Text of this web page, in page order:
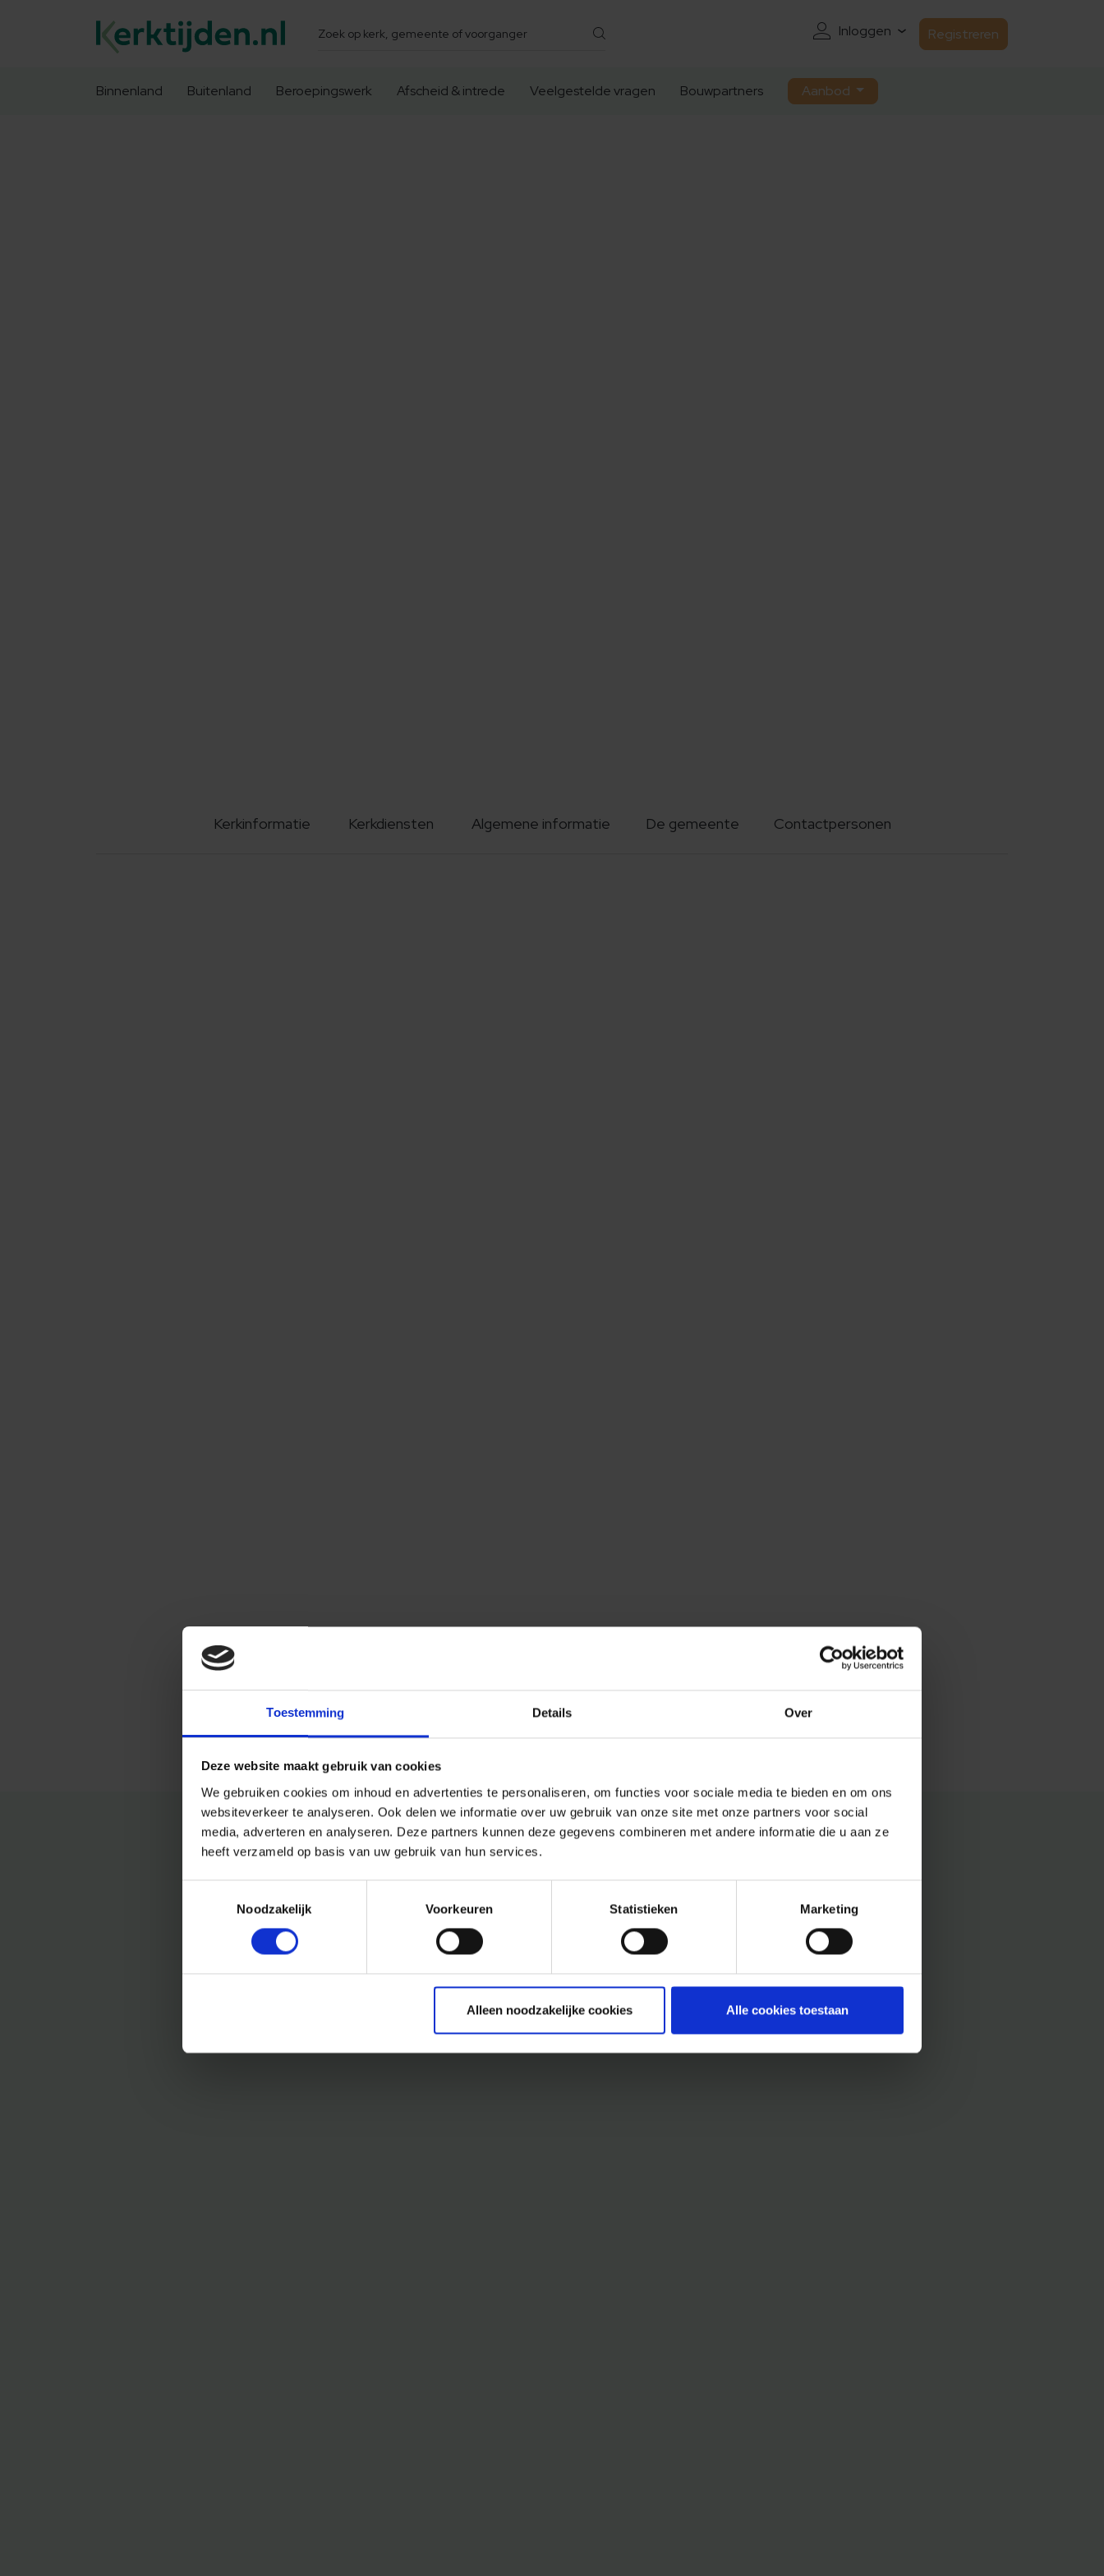
Toestemming Details Over
Deze website maakt gebruik van cookies
We gebruiken cookies om inhoud en advertenties te personaliseren, om functies voor sociale media te bieden en om ons
websiteverkeer te analyseren. Ook delen we informatie over uw gebruik van onze site met onze partners voor social
media, adverteren en analyseren. Deze partners kunnen deze gegevens combineren met andere informatie die u aan ze
heeft verzameld op basis van uw gebruik van hun services.
Noodzakelijk
Voorkeuren Statistieken Marketing
Alleen noodzakelijke cookies Alle cookies toestaan
Zoeken Inloggen Registreren
Binnenland Buitenland Beroepingswerk Afscheid & intrede Veelgestelde vragen Bouwpartners Aanbod
Kerkinformatie Kerkdiensten Algemene informatie De gemeente Contactpersonen